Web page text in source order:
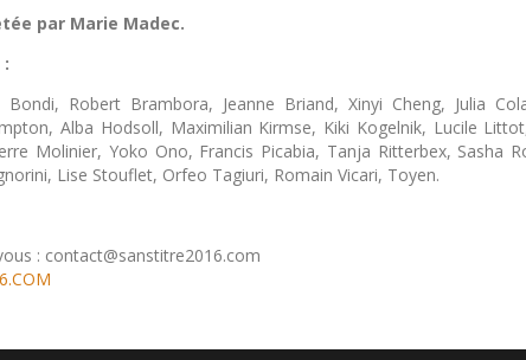
par Marie Madec.
Bondi, Robert Brambora, Jeanne Briand, Xinyi Cheng, Julia
Alba Hodsoll, Maximilian Kirmse, Kiki Kogelnik, Lucile
Molinier, Yoko Ono, Francis Picabia, Tanja Ritterbex, Sasha
Lise Stouflet, Orfeo Tagiuri, Romain Vicari, Toyen.
: contact@sanstitre2016.com